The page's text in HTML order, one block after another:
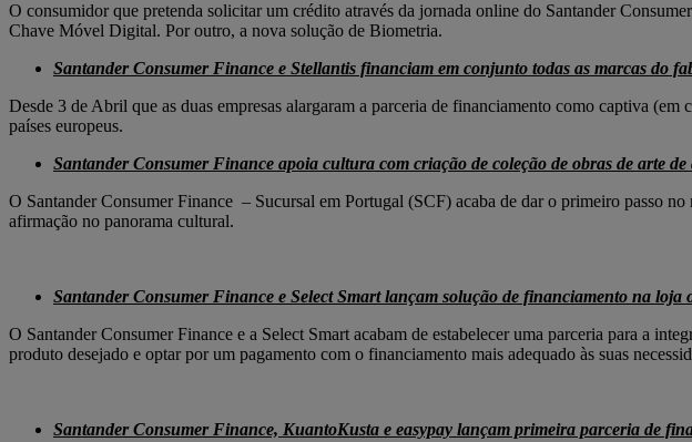
O consumidor que pretenda solicitar um crédito através da jornada online do Santander
Chave Móvel Digital. Por outro, a nova solução de Biometria.
Santander Consumer Finance e Stellantis financiam em conjunto todas as marcas do
Desde 3 de Abril que as duas empresas alargaram a parceria de financiamento como captiva
países europeus.
Santander Consumer Finance apoia cultura com criação de coleção de obras de arte de
O Santander Consumer Finance – Sucursal em Portugal (SCF) acaba de dar o primeiro passo
afirmação no panorama cultural.
Santander Consumer Finance e Select Smart lançam solução de financiamento na loja
O Santander Consumer Finance e a Select Smart acabam de estabelecer uma parceria para a
produto desejado e optar por um pagamento com o financiamento mais adequado às suas
Santander Consumer Finance, KuantoKusta e easypay lançam primeira parceria de